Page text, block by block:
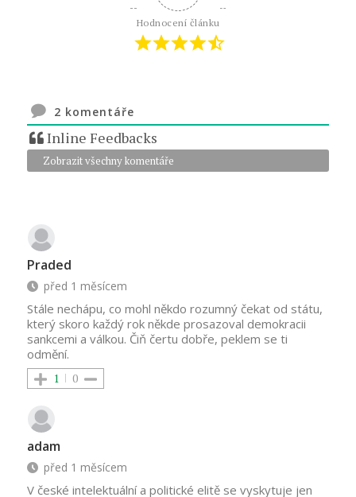
Hodnocení článku
2 komentáře
Inline Feedbacks
Zobrazit všechny komentáře
Praded
před 1 měsícem
Stále nechápu, co mohl někdo rozumný čekat od státu,
který skoro každý rok někde prosazoval demokracii
sankcemi a válkou. Čiň čertu dobře, peklem se ti
odmění.
1 0
adam
před 1 měsícem
V české intelektuální a politické elitě se vyskytuje jen